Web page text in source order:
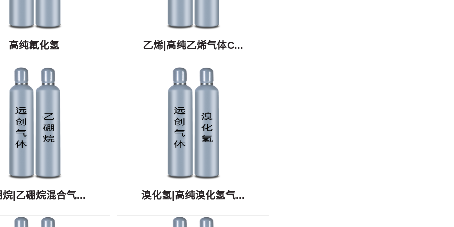
高纯氟化氢 乙烯|高纯乙烯气体C...
烷|乙硼烷混合气... 溴化氢|高纯溴化氢气...